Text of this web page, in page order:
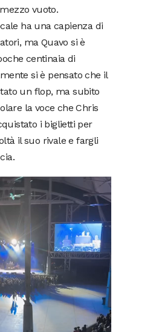
vuoto.
ha una capienza di
ma Quavo si è
centinaia di
si è pensato che il
un flop, ma subito
la voce che Chris
i biglietti per
il suo rivale e fargli